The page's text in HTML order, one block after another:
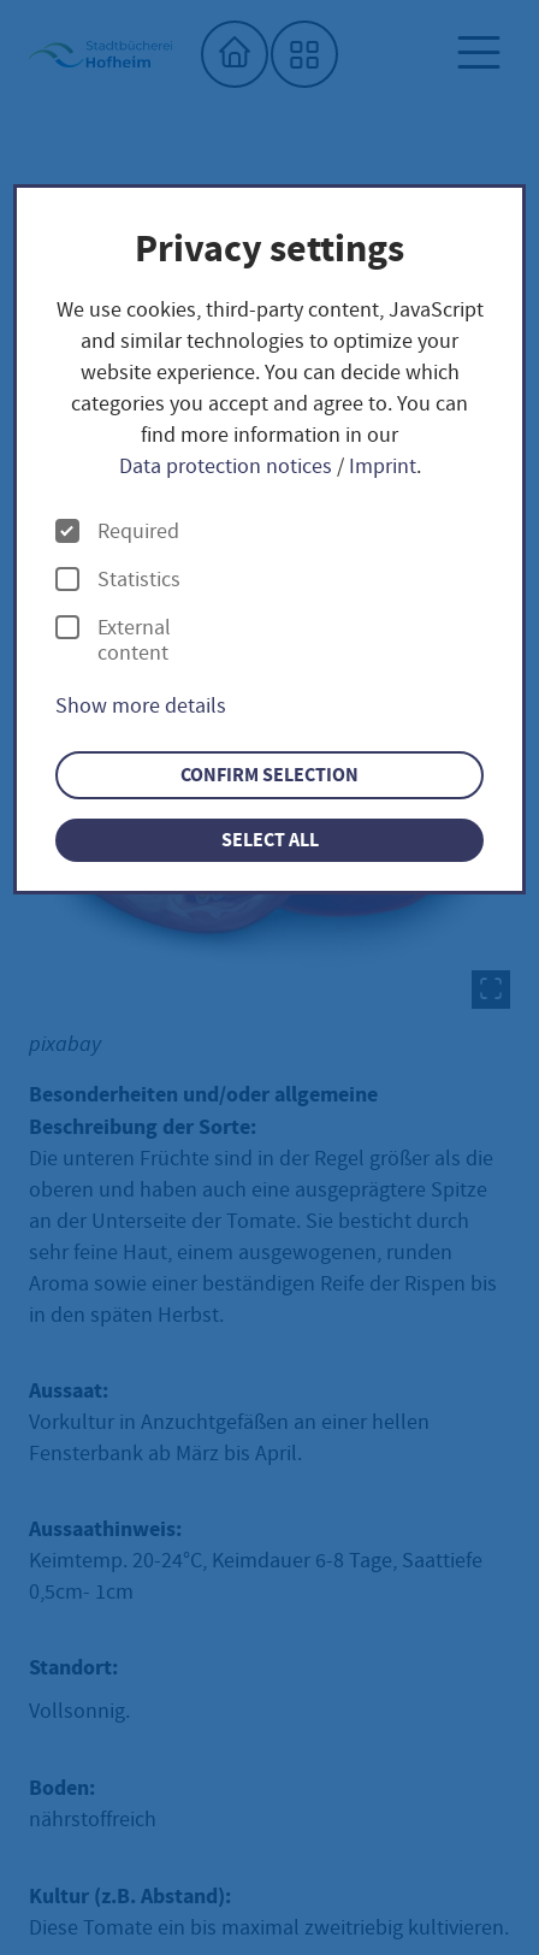
Home"
Unser Saatgut: Aussaat - Ernte -
Fruchtgemüse
TOMATEN DG San Pizzuolo
DG San Pizzuolo
Tomate DG San Pizzuolo
pixabay
Besonderheiten und/oder allgemeine
Beschreibung der Sorte:
Die unteren Früchte sind in der Regel größer als die
oberen und haben auch eine ausgeprägtere Spitze
an der Unterseite der Tomate. Sie besticht durch
sehr feine Haut, einem ausgewogenen, runden
Aroma sowie einer beständigen Reife der Rispen bis
in den späten Herbst.
Aussaat:
Vorkultur in Anzuchtgefäßen an einer hellen
Fensterbank ab März bis April.
Aussaathinweis:
Keimtemp. 20-24°C, Keimdauer 6-8 Tage, Saattiefe
0,5cm- 1cm
Standort:
Vollsonnig.
Boden:
nährstoffreich
Kultur (z.B. Abstand):
Diese Tomate ein bis maximal zweitriebig kultivieren.
Privacy settings
We use cookies, third-party content, JavaScript
and similar technologies to optimize your
website experience. You can decide which
categories you accept and agree to. You can
find more information in our
Data protection notices / Imprint.
O
p
t
i
n
s
Required
Statistics
External
content
Show more details
CONFIRM SELECTION
SELECT ALL